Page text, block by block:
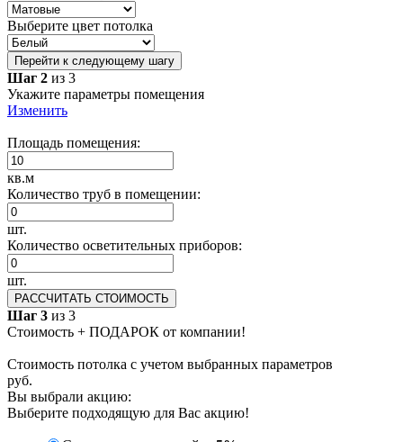
Выберите цвет потолка
Перейти к следующему шагу
Шаг 2 из 3
Укажите параметры помещения
Изменить
Площадь помещения:
кв.м
Количество труб в помещении:
шт.
Количество осветительных приборов:
шт.
РАССЧИТАТЬ СТОИМОСТЬ
Шаг 3 из 3
Стоимость + ПОДАРОК от компании!
Стоимость потолка с учетом выбранных параметров
руб.
Вы выбрали акцию:
Выберите подходящую для Вас акцию!